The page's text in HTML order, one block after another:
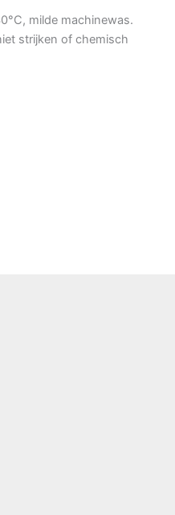
milde machinewas.
strijken of chemisch